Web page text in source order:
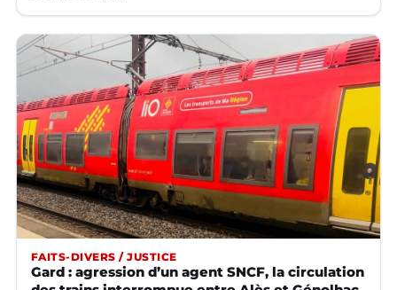
FAITS-DIVERS / JUSTICE
Gard : agression d’un agent SNCF, la circulation